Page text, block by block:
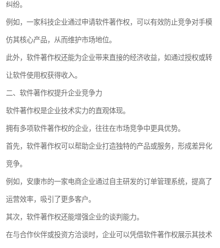
纠纷。
例如，一家科技企业通过申请软件著作权，可以有效防止竞争对手模
仿其核心产品，从而维护市场地位。
此外，软件著作权还能为企业带来直接的经济收益，如通过授权或转
让软件使用权获得收入。
二、软件著作权提升企业竞争力
软件著作权是企业技术实力的直观体现。
拥有多项软件著作权的企业，往往在市场竞争中更具优势。
首先，软件著作权可以帮助企业打造独特的产品或服务，形成差异化
竞争。
例如，安康市的一家电商企业通过自主研发的订单管理系统，提高了
运营效率，吸引了更多客户。
其次，软件著作权还能增强企业的谈判能力。
在与合作伙伴或投资方洽谈时，企业可以凭借软件著作权展示其技术